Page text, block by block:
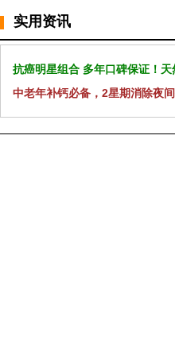
实用资讯
抗癌明星组合 多年口碑保证！
中老年补钙必备，2星期消除夜